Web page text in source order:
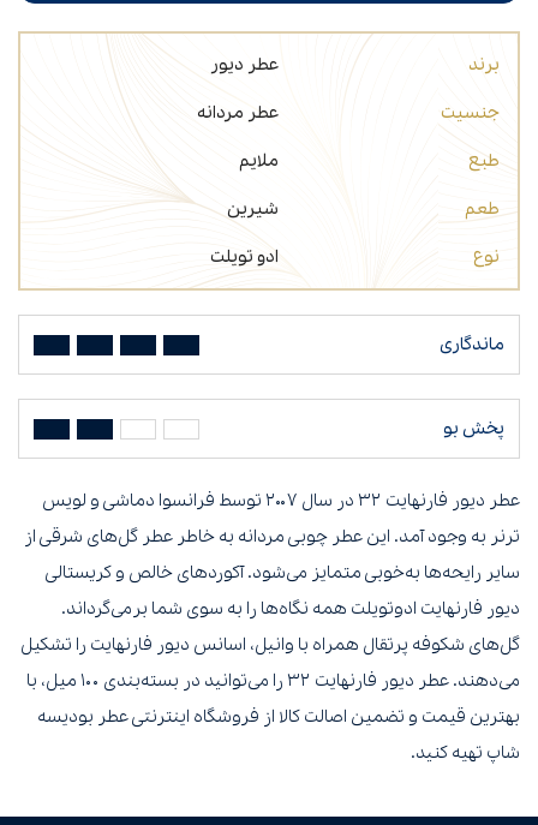
برند
عطر دیور
جنسیت
عطر مردانه
طبع
ملایم
طعم
شیرین
نوع
ادو تویلت
ماندگاری
پخش بو
عطر دیور فارنهایت ۳۲ در سال ۲۰۰۷ توسط فرانسوا دماشی و لویس
ترنر به وجود آمد. این عطر چوبی مردانه به‌ خاطر عطر گل‌های شرقی از
سایر رایحه‌ها به‌خوبی متمایز می‌شود. آکوردهای خالص و کریستالی
دیور فارنهایت ادوتویلت همه نگاه‌ها را به سوی شما برمی‌گرداند.
گل‌های شکوفه پرتقال همراه با وانیل، اسانس دیور فارنهایت را تشکیل
می‌دهند. عطر دیور فارنهایت ۳۲ را می‌توانید در بسته‌بندی ۱۰۰ میل، با
بهترین قیمت و تضمین اصالت کالا از فروشگاه اینترنتی عطر بودیسه
شاپ تهیه کنید.